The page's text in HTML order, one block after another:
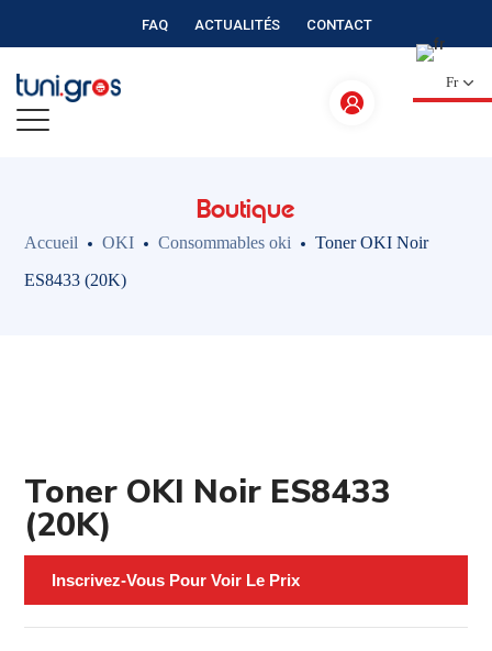
FAQ ACTUALITÉS CONTACT
Fr
Boutique
Accueil OKI Consommables oki
Toner OKI Noir
ES8433 (20K)
Toner OKI Noir ES8433
(20K)
Inscrivez-Vous Pour Voir Le Prix